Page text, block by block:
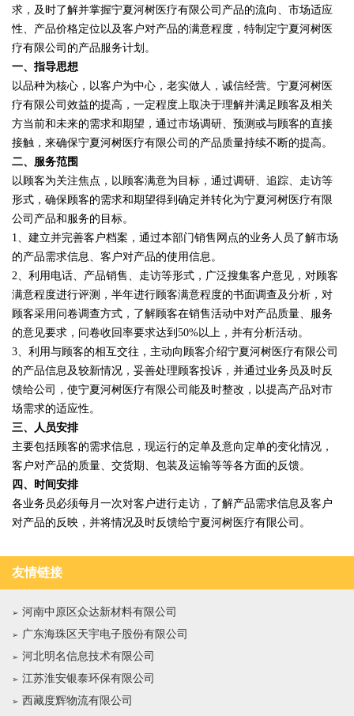
求，及时了解并掌握宁夏河树医疗有限公司产品的流向、市场适应
性、产品价格定位以及客户对产品的满意程度，特制定宁夏河树医
疗有限公司的产品服务计划。
一、指导思想
以品种为核心，以客户为中心，老实做人，诚信经营。宁夏河树医
疗有限公司效益的提高，一定程度上取决于理解并满足顾客及相关
方当前和未来的需求和期望，通过市场调研、预测或与顾客的直接
接触，来确保宁夏河树医疗有限公司的产品质量持续不断的提高。
二、服务范围
以顾客为关注焦点，以顾客满意为目标，通过调研、追踪、走访等
形式，确保顾客的需求和期望得到确定并转化为宁夏河树医疗有限
公司产品和服务的目标。
1、建立并完善客户档案，通过本部门销售网点的业务人员了解市场
的产品需求信息、客户对产品的使用信息。
2、利用电话、产品销售、走访等形式，广泛搜集客户意见，对顾客
满意程度进行评测，半年进行顾客满意程度的书面调查及分析，对
顾客采用问卷调查方式，了解顾客在销售活动中对产品质量、服务
的意见要求，问卷收回率要求达到50%以上，并有分析活动。
3、利用与顾客的相互交往，主动向顾客介绍宁夏河树医疗有限公司
的产品信息及较新情况，妥善处理顾客投诉，并通过业务员及时反
馈给公司，使宁夏河树医疗有限公司能及时整改，以提高产品对市
场需求的适应性。
三、人员安排
主要包括顾客的需求信息，现运行的定单及意向定单的变化情况，
客户对产品的质量、交货期、包装及运输等等各方面的反馈。
四、时间安排
各业务员必须每月一次对客户进行走访，了解产品需求信息及客户
对产品的反映，并将情况及时反馈给宁夏河树医疗有限公司。
友情链接
河南中原区众达新材料有限公司
广东海珠区天宇电子股份有限公司
河北明名信息技术有限公司
江苏淮安银泰环保有限公司
西藏度辉物流有限公司